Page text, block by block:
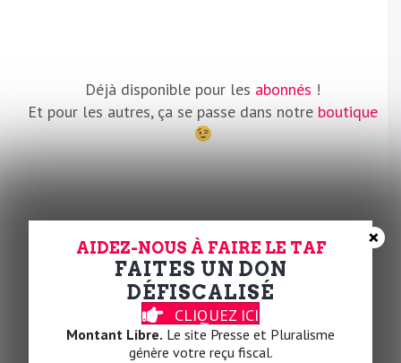
Déjà disponible pour les abonnés !
Et pour les autres, ça se passe dans notre boutique
la Rédaction
Partager cet article
AIDEZ-NOUS À FAIRE LE TAF
FAITES UN DON
DÉFISCALISÉ
CLIQUEZ ICI
Montant Libre. Le site Presse et Pluralisme
génère votre reçu fiscal.
×